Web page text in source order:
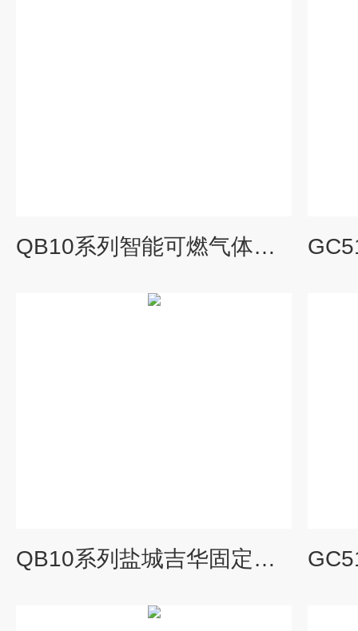
QB10系列智能可燃气体报警器
QB10系列盐城吉华固定式可燃气体报警器 现货供应